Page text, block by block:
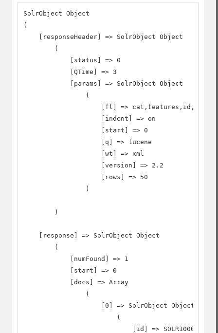
SolrObject Object
(
    [responseHeader] => SolrObject Object
        (
            [status] => 0
            [QTime] => 3
            [params] => SolrObject Object
                (
[fl] =>
                    [indent] => on
                    [start] => 0
                    [q] => lucene
                    [wt] => xml
                    [version] => 2.2
                    [rows] => 50
                )
        )
    [response] => SolrObject Object
        (
            [numFound] => 1
            [start] => 0
            [docs] => Array
                (
                    [0] => SolrObject Object
                        (
                            [id] => SOLR1000